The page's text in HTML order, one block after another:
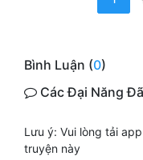
Sảng Văn
Thanh Xuân
Bình Luận (0)
Các Đại Năng
Lưu ý: Vui lòng tải
truyện này